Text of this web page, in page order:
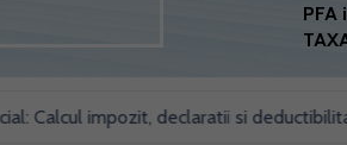
PFA
impozit, declaratii si deductibilitate •